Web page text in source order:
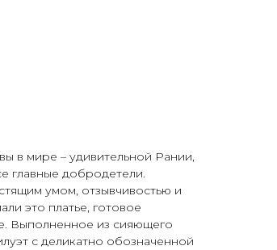
в мире – удивительной Рании,
главные добродетели.
умом, отзывчивостью и
это платье, готовое
Выполненное из сияющего
с деликатно обозначенной